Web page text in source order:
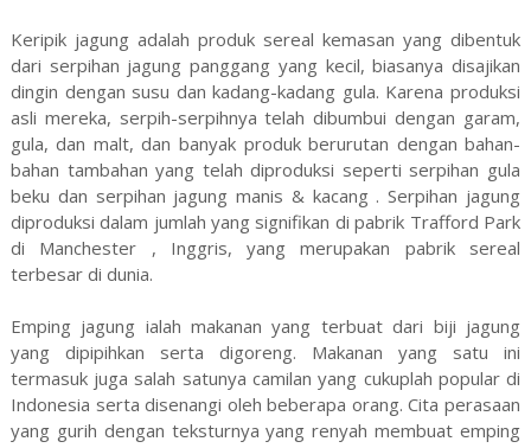
Keripik jagung adalah produk sereal kemasan yang dibentuk
dari serpihan jagung panggang yang kecil, biasanya disajikan
dingin dengan susu dan kadang-kadang gula. Karena produksi
asli mereka, serpih-serpihnya telah dibumbui dengan garam,
gula, dan malt, dan banyak produk berurutan dengan bahan-
bahan tambahan yang telah diproduksi seperti serpihan gula
beku dan serpihan jagung manis & kacang . Serpihan jagung
diproduksi dalam jumlah yang signifikan di pabrik Trafford Park
di Manchester , Inggris, yang merupakan pabrik sereal
terbesar di dunia.
Emping jagung ialah makanan yang terbuat dari biji jagung
yang dipipihkan serta digoreng. Makanan yang satu ini
termasuk juga salah satunya camilan yang cukuplah popular di
Indonesia serta disenangi oleh beberapa orang. Cita perasaan
yang gurih dengan teksturnya yang renyah membuat emping